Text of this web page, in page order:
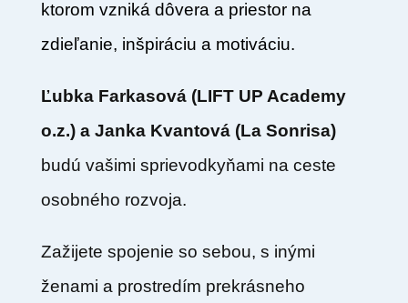
ktorom vzniká dôvera a priestor na
zdieľanie, inšpiráciu a motiváciu.
Ľubka Farkasová (LIFT UP Academy
o.z.) a Janka Kvantová (La Sonrisa)
budú vašimi sprievodkyňami na ceste
osobného rozvoja.
Zažijete spojenie so sebou, s inými
ženami a prostredím prekrásneho